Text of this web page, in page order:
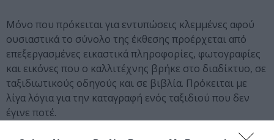
Μόνο που πρόκειται για εντυπώσεις κλεμμένες αφού
ουσιαστικά το σύνολο της έκθεσης προέρχεται από
επεξεργασμένες εικαστικά πληροφορίες, φωτογραφίες
και εικόνες που ο καλλιτέχνης βρήκε στο διαδίκτυο, σε
ταξιδιωτικούς οδηγούς και σε βιβλία. Πρόκειται με
λίγα λόγια για την καταγραφή ενός ταξιδιού που δεν
έγινε ποτέ.